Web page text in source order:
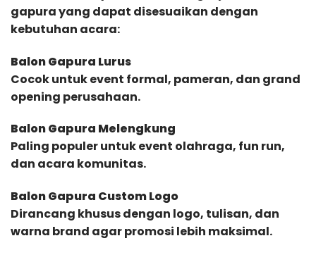
gapura yang dapat disesuaikan dengan
kebutuhan acara:
Balon Gapura Lurus
Cocok untuk event formal, pameran, dan grand
opening perusahaan.
Balon Gapura Melengkung
Paling populer untuk event olahraga, fun run,
dan acara komunitas.
Balon Gapura Custom Logo
Dirancang khusus dengan logo, tulisan, dan
warna brand agar promosi lebih maksimal.